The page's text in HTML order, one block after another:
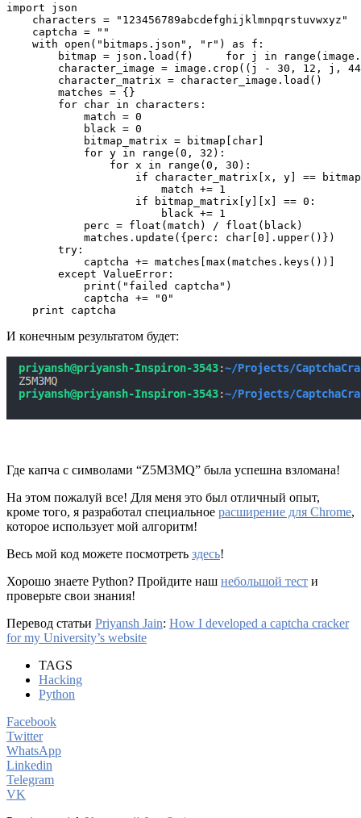
import json
    characters = "123456789abcdefghijklmnpqrstuvwxyz"
    captcha = ""
    with open("bitmaps.json", "r") as f:
        bitmap = json.load(f)
for j in
character_image = image.crop((j - 30, 12, j,
        character_matrix = character_image.load()
        matches = {}
        for char in characters:
            match = 0
            black = 0
            bitmap_matrix = bitmap[char]
            for y in range(0, 32):
                for x in range(0, 30):
if character_matrix[x, y] ==
                        match += 1
                    if bitmap_matrix[y][x] == 0:
                        black += 1
            perc = float(match) / float(black)
            matches.update({perc: char[0].upper()})
        try:
            captcha += matches[max(matches.keys())]
        except ValueError:
            print("failed captcha")
            captcha += "0"
    print captcha
И конечным результатом будет:
Где капча с символами “Z5M3MQ” была успешна взломана!
На этом пожалуй все! Для меня это был отличный опыт,
кроме того, я разработал специальное расширение для Chrome,
которое использует мой алгоритм!
Весь мой код можете посмотреть здесь!
Хорошо знаете Python? Пройдите наш небольшой тест и
проверьте свои знания!
Перевод статьи Priyansh Jain: How I developed a captcha cracker
for my University’s website
TAGS
Hacking
Python
Facebook
Twitter
WhatsApp
Linkedin
Telegram
VK